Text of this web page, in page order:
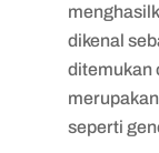
dikenal
ditemukan
seperti